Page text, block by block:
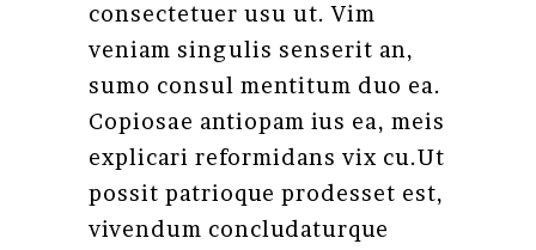
consectetuer usu ut. Vim
veniam singulis senserit an,
sumo consul mentitum duo ea.
Copiosae antiopam ius ea, meis
explicari reformidans vix cu.Ut
possit patrioque prodesset est,
vivendum concludaturque